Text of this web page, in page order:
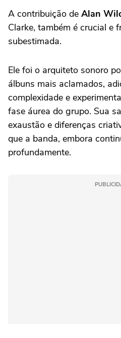
A contribuição de Alan
Clarke, também é crucial e
subestimada.
Ele foi o arquiteto sonoro
álbuns mais aclamados,
complexidade e
fase áurea do grupo. Sua
exaustão e diferenças
que a banda, embora
profundamente.